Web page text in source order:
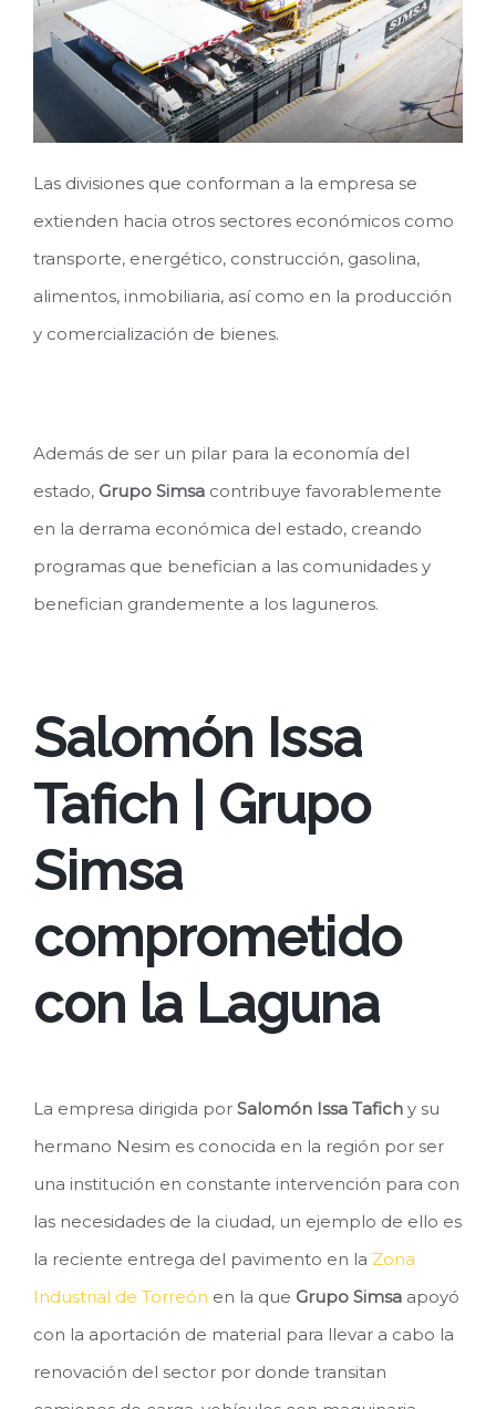
Las divisiones que conforman a la empresa se
extienden hacia otros sectores económicos como
transporte, energético, construcción, gasolina,
alimentos, inmobiliaria, así como en la producción
y comercialización de bienes.
Además de ser un pilar para la economía del
estado, Grupo Simsa contribuye favorablemente
en la derrama económica del estado, creando
programas que benefician a las comunidades y
benefician grandemente a los laguneros.
Salomón Issa
Tafich | Grupo
Simsa
comprometido
con la Laguna
La empresa dirigida por Salomón Issa Tafich y su
hermano Nesim es conocida en la región por ser
una institución en constante intervención para con
las necesidades de la ciudad, un ejemplo de ello es
la reciente entrega del pavimento en la Zona
Industrial de Torreón en la que Grupo Simsa apoyó
con la aportación de material para llevar a cabo la
renovación del sector por donde transitan